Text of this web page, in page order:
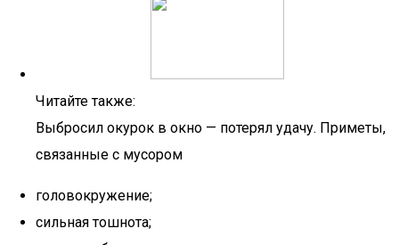
Читайте также:
Выбросил окурок в окно — потерял удачу. Приметы,
связанные с мусором
головокружение;
сильная тошнота;